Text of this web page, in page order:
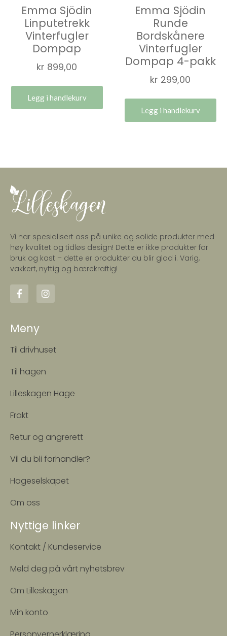
Emma Sjödin
Linputetrekk
Vinterfugler
Dompap
kr 899,00
Legg i handlekurv
Emma Sjödin
Runde
Bordskånere
Vinterfugler
Dompap 4-pakk
kr 299,00
Legg i handlekurv
Vi har spesialisert oss på unike og solide produkter med
høy kvalitet og tidløs design! Dette er ikke produkter for
bruk og kast – dette er produkter du blir glad i. Varig,
vakkert, nyttig og bærekraftig!
Meny
Til drivhuset
Til hagen
Lilleskagen Hage
Frakt
Retur og angrerett
Vil du bli forhandler?
Hageselskapet
Om oss
Nyttige linker
Kontakt / Kundeservice
Meld deg på vårt nyhetsbrev
Om Lilleskagen
Min konto